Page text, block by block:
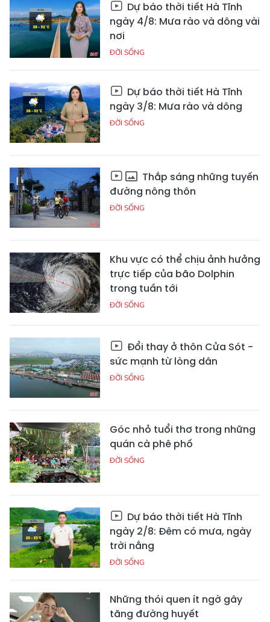
Dự báo thời tiết Hà Tĩnh
ngày 4/8: Mưa rào và dông vài
nơi
ĐỜI SỐNG
Dự báo thời tiết Hà Tĩnh
ngày 3/8: Mưa rào và dông
ĐỜI SỐNG
Thắp sáng những tuyến
đường nông thôn
ĐỜI SỐNG
Khu vực có thể chịu ảnh hưởng
trực tiếp của bão Dolphin
trong tuần tới
ĐỜI SỐNG
Đổi thay ở thôn Cửa Sót -
sức mạnh từ lòng dân
ĐỜI SỐNG
Góc nhỏ tuổi thơ trong những
quán cà phê phố
ĐỜI SỐNG
Dự báo thời tiết Hà Tĩnh
ngày 2/8: Đêm có mưa, ngày
trời nắng
ĐỜI SỐNG
Những thói quen ít ngờ gây
tăng đường huyết